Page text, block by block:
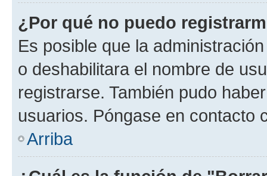
¿Por qué no puedo
Es posible que la
o deshabilitara el nombre de
registrarse. También pudo
usuarios. Póngase en contacto
Arriba